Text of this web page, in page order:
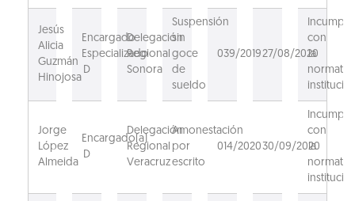
Jesús
Alicia
Guzmán
Hinojosa
Encargado
Especializado
D
Delegación
Regional
Sonora
Suspensión
sin
goce
de
sueldo
039/201927/08/2020
con
la
Jorge
López
Almeida
Encargado(a)
D
Delegación
Regional
Veracruz
Amonestación
por
escrito
014/2020 30/09/2020
con
la